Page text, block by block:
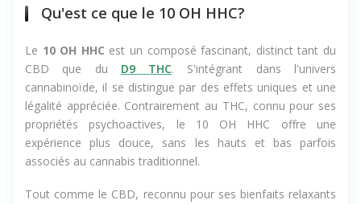
Qu'est ce que le 10 OH HHC?
Le 10 OH HHC est un composé fascinant, distinct tant du
CBD que du D9 THC. S'intégrant dans l'univers
cannabinoïde, il se distingue par des effets uniques et une
légalité appréciée. Contrairement au THC, connu pour ses
propriétés psychoactives, le 10 OH HHC offre une
expérience plus douce, sans les hauts et bas parfois
associés au cannabis traditionnel.
Tout comme le CBD, reconnu pour ses bienfaits relaxants